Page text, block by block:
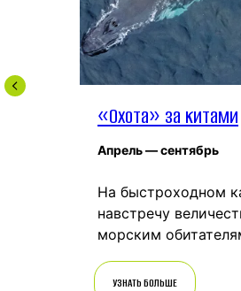
«Охота» за китами
Апрель — сентябрь
На быстроходном
навстречу
морским
УЗНАТЬ БОЛЬШЕ